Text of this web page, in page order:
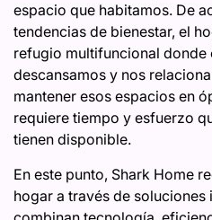
espacio que habitamos. De
tendencias de bienestar, el
refugio multifuncional donde
descansamos y nos
mantener esos espacios en
requiere tiempo y esfuerzo
tienen disponible.
En este punto, Shark Home
hogar a través de soluciones